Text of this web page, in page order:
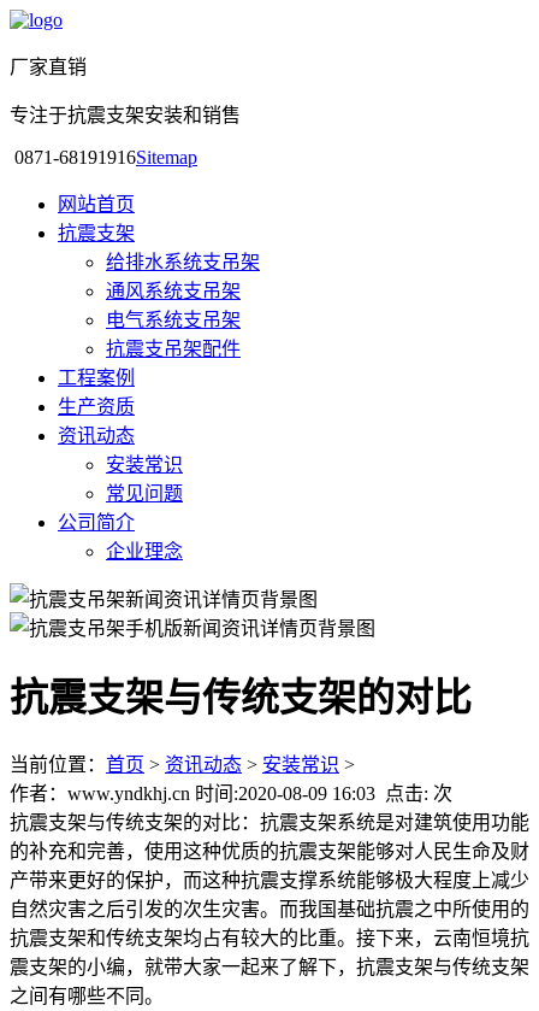
厂家直销
专注于抗震支架安装和销售
0871-68191916Sitemap
网站首页
抗震支架
给排水系统支吊架
通风系统支吊架
电气系统支吊架
抗震支吊架配件
工程案例
生产资质
资讯动态
安装常识
常见问题
公司简介
企业理念
抗震支架与传统支架的对比
当前位置： 首页 > 资讯动态 > 安装常识 >
作者：www.yndkhj.cn 时间:2020-08-09 16:03 点击: 次
抗震支架与传统支架的对比：抗震支架系统是对建筑使用功能
的补充和完善，使用这种优质的抗震支架能够对人民生命及财
产带来更好的保护，而这种抗震支撑系统能够极大程度上减少
自然灾害之后引发的次生灾害。而我国基础抗震之中所使用的
抗震支架和传统支架均占有较大的比重。接下来，云南恒境抗
震支架的小编，就带大家一起来了解下，抗震支架与传统支架
之间有哪些不同。